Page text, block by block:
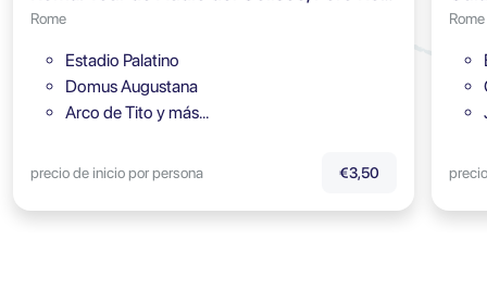
Rome
Estadio Palatino
Domus Augustana
Arco de Tito y más…
precio de inicio por persona €3,50
Rome